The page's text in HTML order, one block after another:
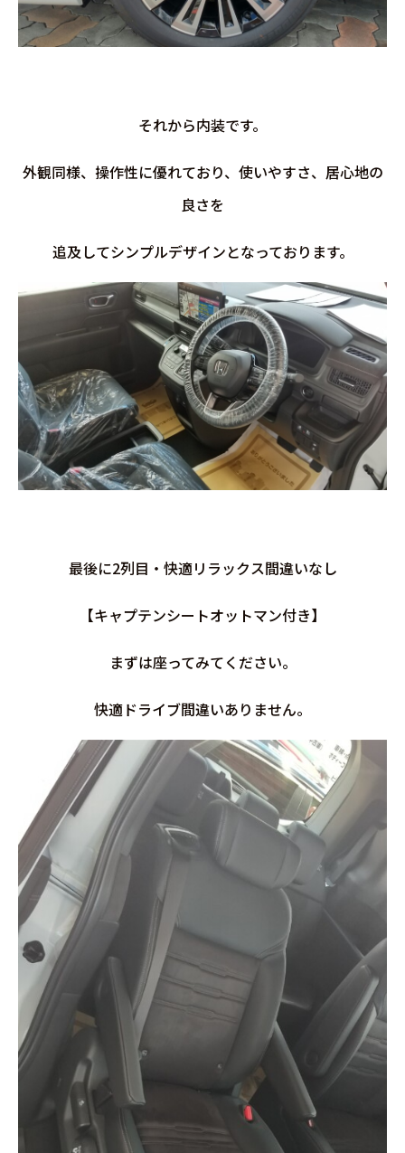
それから内装です。
外観同様、操作性に優れており、使いやすさ、居心地の
良さを
追及してシンプルデザインとなっております。
最後に2列目・快適リラックス間違いなし
【キャプテンシートオットマン付き】
まずは座ってみてください。
快適ドライブ間違いありません。